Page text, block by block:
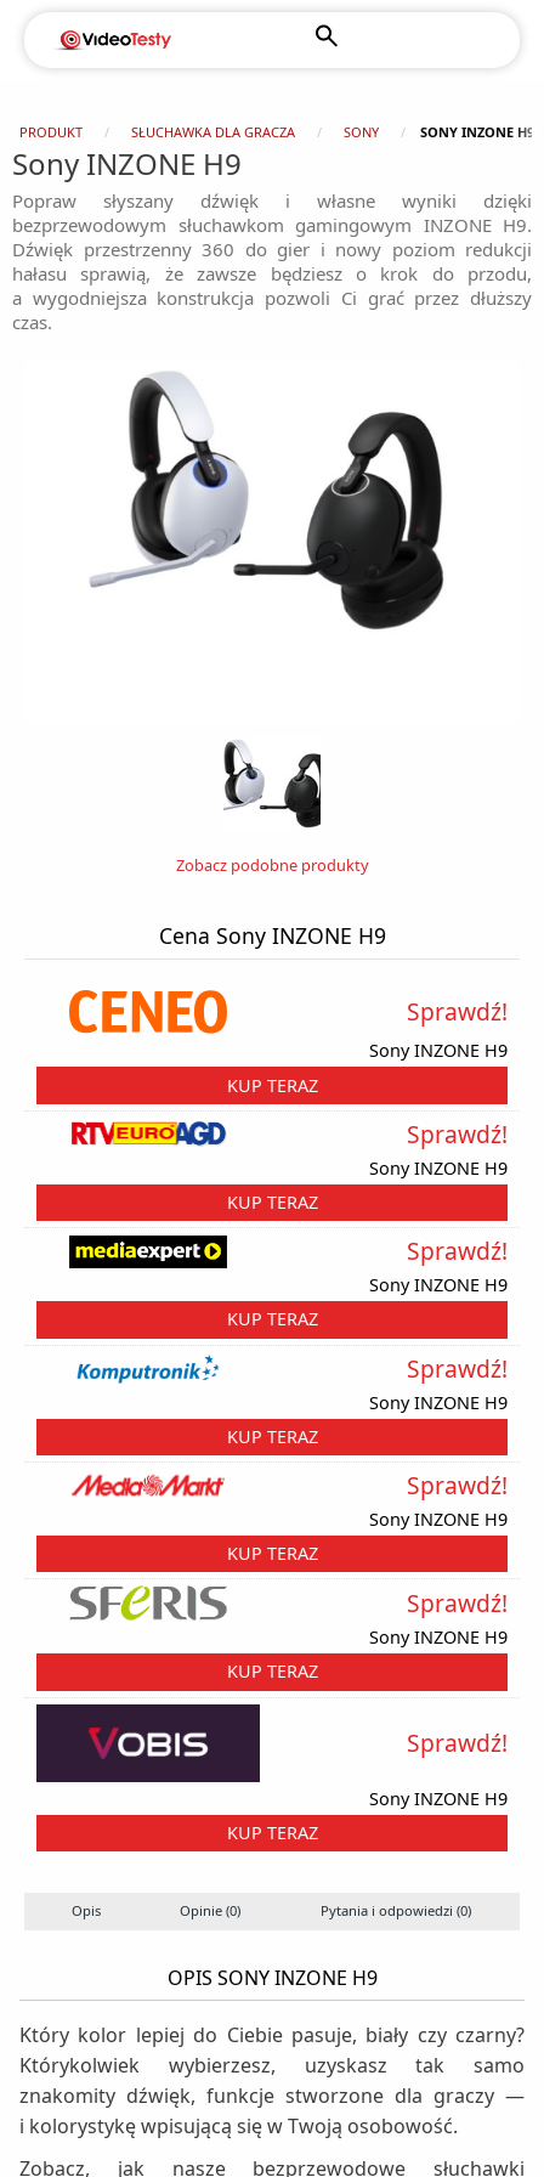
PRODUKT SŁUCHAWKA DLA GRACZA SONY SONY INZONE H9
Sony INZONE H9
Popraw słyszany dźwięk i własne wyniki dzięki
bezprzewodowym słuchawkom gamingowym INZONE H9.
Dźwięk przestrzenny 360 do gier i nowy poziom redukcji
hałasu sprawią, że zawsze będziesz o krok do przodu,
a wygodniejsza konstrukcja pozwoli Ci grać przez dłuższy
czas.
Zobacz podobne produkty
Cena Sony INZONE H9
Sony INZONE H9
Sprawdź!
KUP TERAZ
Sony INZONE H9
Sprawdź!
KUP TERAZ
Sony INZONE H9
Sprawdź!
KUP TERAZ
Sony INZONE H9
Sprawdź!
KUP TERAZ
Sony INZONE H9
Sprawdź!
KUP TERAZ
Sony INZONE H9
Sprawdź!
KUP TERAZ
Sony INZONE H9
Sprawdź!
KUP TERAZ
Opis Opinie (0) Pytania i odpowiedzi (0)
OPIS SONY INZONE H9
Który kolor lepiej do Ciebie pasuje, biały czy czarny?
Którykolwiek wybierzesz, uzyskasz tak samo
znakomity dźwięk, funkcje stworzone dla graczy —
i kolorystykę wpisującą się w Twoją osobowość.
Zobacz, jak nasze bezprzewodowe słuchawki